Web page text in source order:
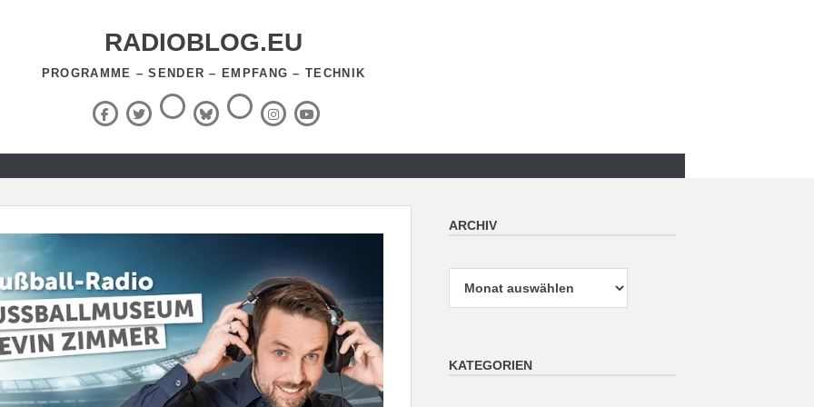
RADIOBLOG.EU
PROGRAMME – SENDER – EMPFANG – TECHNIK
Facebook
X
(Twitter)
ThreadsBlueSky
RSS-
Feed InstagramYouTube
ARCHIV
KATEGORIEN